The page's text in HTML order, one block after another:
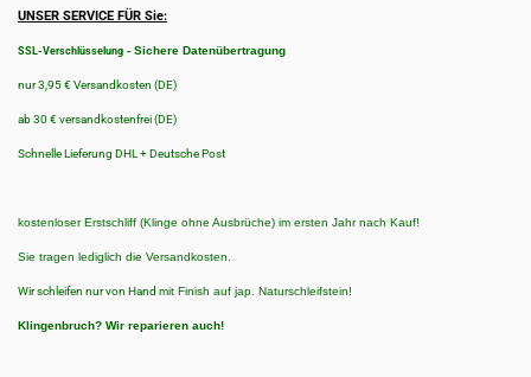
UNSER SERVICE FÜR Sie:
SSL-Verschlüsselung - Sichere Datenübertragung
nur 3,95 € Versandkosten (DE)
ab 30 € versandkostenfrei (DE)
Schnelle Lieferung DHL + Deutsche Post
kostenloser Erstschliff (Klinge ohne Ausbrüche) im ersten Jahr nach Kauf!
Sie tragen lediglich die Versandkosten.
Wir schleifen nur von Hand mit Finish auf jap. Naturschleifstein!
Klingenbruch? Wir reparieren auch!